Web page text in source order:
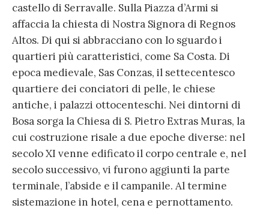
castello di Serravalle. Sulla Piazza d’Armi si
affaccia la chiesta di Nostra Signora di Regnos
Altos. Di qui si abbracciano con lo sguardo i
quartieri più caratteristici, come Sa Costa. Di
epoca medievale, Sas Conzas, il settecentesco
quartiere dei conciatori di pelle, le chiese
antiche, i palazzi ottocenteschi. Nei dintorni di
Bosa sorga la Chiesa di S. Pietro Extras Muras, la
cui costruzione risale a due epoche diverse: nel
secolo XI venne edificato il corpo centrale e, nel
secolo successivo, vi furono aggiunti la parte
terminale, l’abside e il campanile. Al termine
sistemazione in hotel, cena e pernottamento.